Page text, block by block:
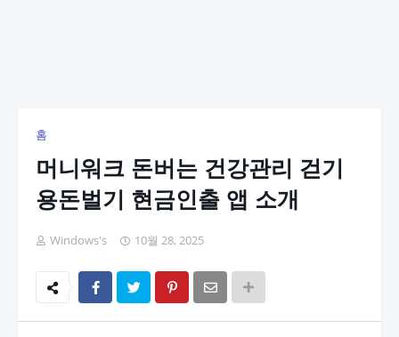
홈
머니워크 돈버는 건강관리 걷기
용돈벌기 현금인출 앱 소개
Windows's 10월 28, 2025